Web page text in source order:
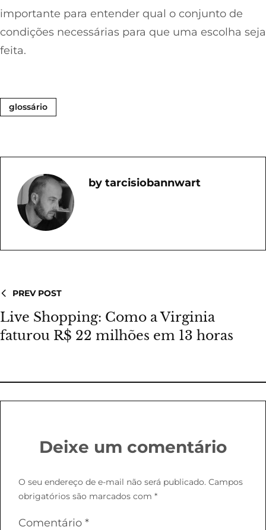
importante para entender qual o conjunto de
condições necessárias para que uma escolha seja
feita.
glossário
Tarcisiobannwart
PREV POST
Live Shopping: Como a Virginia
faturou R$ 22 milhões em 13 horas
Deixe um comentário
O seu endereço de e-mail não será publicado. Campos
obrigatórios são marcados com *
Comentário *